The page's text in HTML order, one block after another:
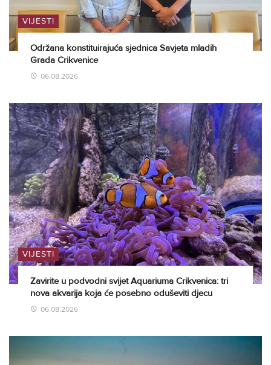
VIJESTI
Održana konstituirajuća sjednica Savjeta mladih
Grada Crikvenice
06.08.2026
VIJESTI
Zavirite u podvodni svijet Aquariuma Crikvenica: tri
nova akvarija koja će posebno oduševiti djecu
06.08.2026